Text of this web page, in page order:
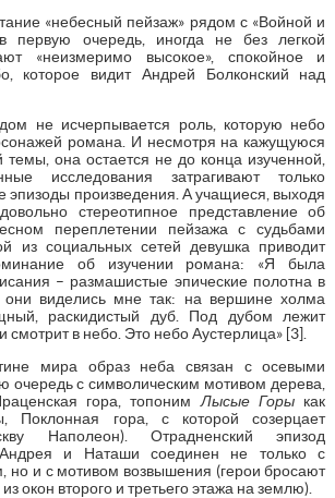
«небесный пейзаж» рядом с «Войной и
первую очередь, иногда не без легкой
«неизмеримо высокое», спокойное и
которое видит Андрей Болконский над
не исчерпывается роль, которую небо
романа. И несмотря на кажущуюся
темы, она остается не до конца изученной,
исследования затрагивают только
эпизоды произведения. А учащиеся, выходя
стереотипное представление об
переплетении пейзажа с судьбами
из социальных сетей девушка приводит
об изучении романа: «Я была
– размашистые эпические полотна в
виделись мне так: на вершине холма
раскидистый дуб. Под дубом лежит
смотрит в небо. Это небо Аустерлица» [3].
мира образ неба связан с осевыми
очередь с символическим мотивом дерева,
гора, топоним Лысые Горыкак
Поклонная гора, с которой созерцает
Наполеон). Отрадненский эпизод
Андрея и Наташи соединен не только с
но и с мотивом возвышения (герои бросают
окон второго и третьего этажа на землю).